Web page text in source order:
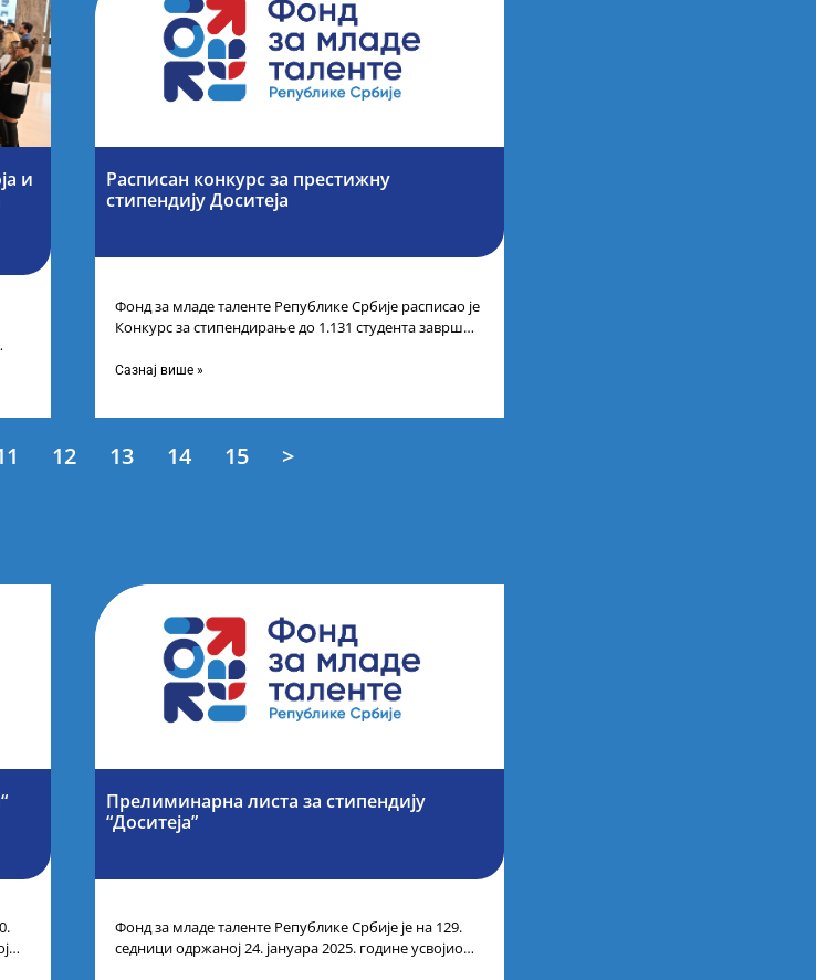
и
Расписан конкурс за престижну
стипендију Доситеја
Фонд за младе таленте Републике Србије расписао је
Конкурс за стипендирање до 1.131 студента завршне
Сазнај више »
12 13 14 15 >
Прелиминарна листа за стипендију
“Доситеја”
Фонд за младе таленте Републике Србије је на 129.
седници одржаној 24. јануара 2025. године усвојио